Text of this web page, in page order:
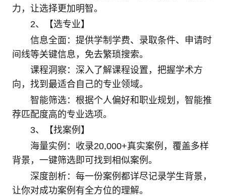
力，让选择更加明智。
2、【选专业】
信息全面：提供学制学费、录取条件、申请时
间线等关键信息，免去繁琐搜索。
课程洞察：深入了解课程设置，把握学术方
向，找到最适合自己的专业领域。
智能筛选：根据个人偏好和职业规划，智能推
荐匹配度高的专业选项。
3、【找案例】
海量实例：收录20,000+真实案例，覆盖多样
背景，一键筛选即可找到相似案例。
深度剖析：每一份案例都详尽记录学生背景，
让你对成功案例有全方位的理解。